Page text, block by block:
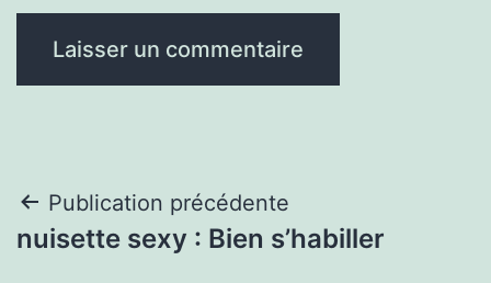
Navigation
de
Publication précédente
nuisette sexy : Bien s’habiller